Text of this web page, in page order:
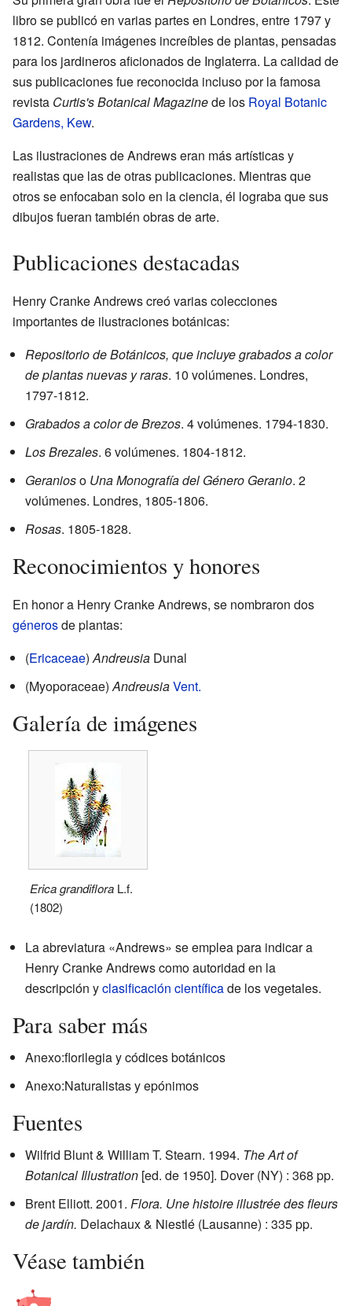
libro se publicó en varias partes en Londres, entre 1797 y
1812. Contenía imágenes increíbles de plantas, pensadas
para los jardineros aficionados de Inglaterra. La calidad de
sus publicaciones fue reconocida incluso por la famosa
revista Curtis's Botanical Magazinede los Royal Botanic
Gardens, Kew.
Las ilustraciones de Andrews eran más artísticas y
realistas que las de otras publicaciones. Mientras que
otros se enfocaban solo en la ciencia, él lograba que sus
dibujos fueran también obras de arte.
Publicaciones destacadas
Henry Cranke Andrews creó varias colecciones
importantes de ilustraciones botánicas:
Repositorio de Botánicos, que incluye grabados a color
de plantas nuevas y raras. 10 volúmenes. Londres,
1797-1812.
Grabados a color de Brezos. 4 volúmenes. 1794-1830.
Los Brezales. 6 volúmenes. 1804-1812.
Geranioso Una Monografía del Género Geranio. 2
volúmenes. Londres, 1805-1806.
Rosas. 1805-1828.
Reconocimientos y honores
En honor a Henry Cranke Andrews, se nombraron dos
génerosde plantas:
(Ericaceae)Andreusia Dunal
(Myoporaceae)AndreusiaVent.
Galería de imágenes
Erica grandiflora L.f.
(1802)
La abreviatura «Andrews» se emplea para indicar a
Henry Cranke Andrews como autoridad en la
descripción yclasificación científicade los vegetales.
Para saber más
Anexo:florilegia y códices botánicos
Anexo:Naturalistas y epónimos
Fuentes
Wilfrid Blunt & William T. Stearn. 1994. The Art of
Botanical Illustration [ed. de 1950]. Dover (NY) : 368 pp.
Brent Elliott. 2001. Flora. Une histoire illustrée des fleurs
de jardín. Delachaux & Niestlé (Lausanne) : 335 pp.
Véase también